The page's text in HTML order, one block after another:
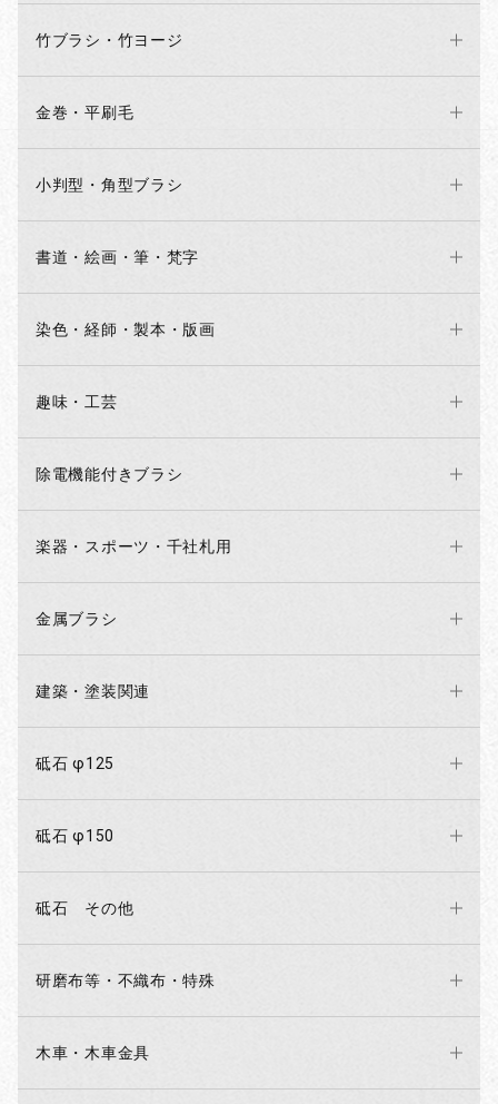
竹ブラシ・竹ヨージ
金巻・平刷毛
小判型・角型ブラシ
書道・絵画・筆・梵字
染色・経師・製本・版画
趣味・工芸
除電機能付きブラシ
楽器・スポーツ・千社札用
金属ブラシ
建築・塗装関連
砥石 φ125
砥石 φ150
砥石 その他
研磨布等・不織布・特殊
木車・木車金具